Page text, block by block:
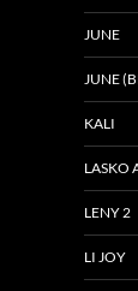
JUNE
JUNE
KALI
LASKO
LENY 2
LI JOY